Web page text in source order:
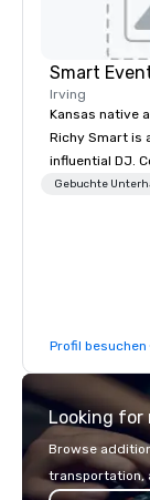
Smart
Irving
Kansas native
Richy Smart is
influential DJ.
musical
Gebuchte
Profil besuchen
Looking for
Browse
transportation,